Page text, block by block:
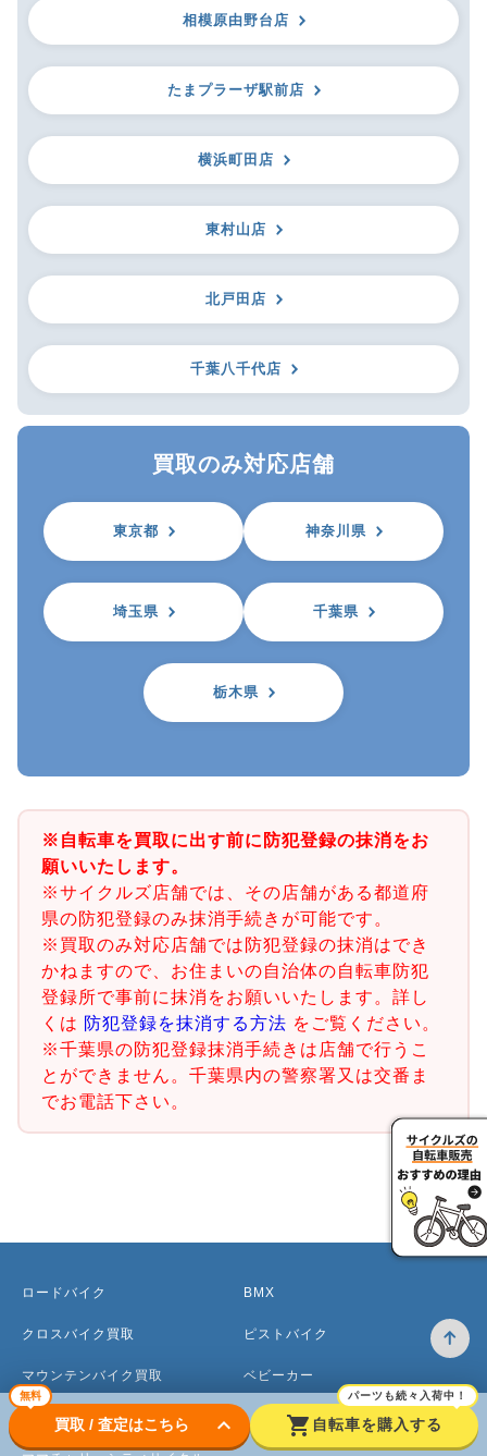
相模原由野台店
たまプラーザ駅前店
横浜町田店
東村山店
北戸田店
千葉八千代店
買取のみ対応店舗
東京都 神奈川県
埼玉県 千葉県
栃木県
※自転車を買取に出す前に防犯登録の抹消をお
願いいたします。
※サイクルズ店舗では、その店舗がある都道府
県の防犯登録のみ抹消手続きが可能です。
※買取のみ対応店舗では防犯登録の抹消はでき
かねますので、お住まいの自治体の自転車防犯
登録所で事前に抹消をお願いいたします。詳し
くは 防犯登録を抹消する方法 をご覧ください。
※千葉県の防犯登録抹消手続きは店舗で行うこ
とができません。千葉県内の警察署又は交番ま
でお電話下さい。
無料
買取 / 査定はこちら keyboard_arrow_down shopping_cart
パーツも続々入荷中！
自転車を購入する
ロードバイク
クロスバイク買取
マウンテンバイク買取
電動アシスト自転車
BMX
ピストバイク
ベビーカー